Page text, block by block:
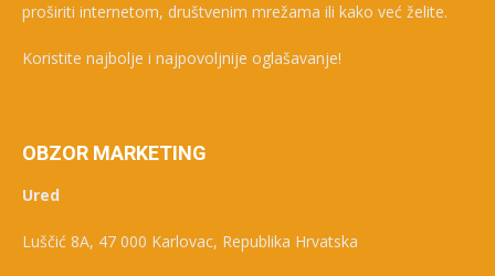
proširiti internetom, društvenim mrežama ili kako već želite.
Koristite najbolje i najpovoljnije oglašavanje!
OBZOR MARKETING
Ured
Luščić 8A, 47 000 Karlovac, Republika Hrvatska